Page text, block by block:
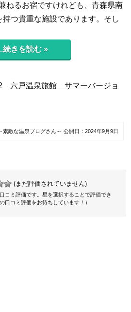
ねるお宿ですけれども、青森県南
つ貴重な施設であります。そし
続きを読む »
六戸温泉旅館 サマーバージョ
素敵な温泉ブログさん～ 公開日： 2024年9月9日
(まだ評価されていません)
口コミ評価です。星を選択することで評価でき
口コミ評価をお待ちしています！）